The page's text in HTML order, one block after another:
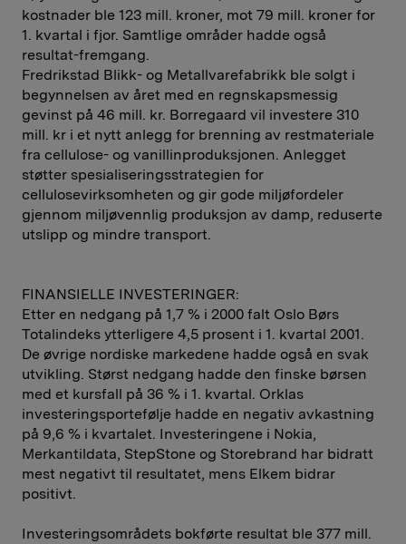
kostnader ble 123 mill. kroner, mot 79 mill. kroner for
1. kvartal i fjor. Samtlige områder hadde også
resultat-fremgang.
Fredrikstad Blikk- og Metallvarefabrikk ble solgt i
begynnelsen av året med en regnskapsmessig
gevinst på 46 mill. kr. Borregaard vil investere 310
mill. kr i et nytt anlegg for brenning av restmateriale
fra cellulose- og vanillinproduksjonen. Anlegget
støtter spesialiseringsstrategien for
cellulosevirksomheten og gir gode miljøfordeler
gjennom miljøvennlig produksjon av damp, reduserte
utslipp og mindre transport.
FINANSIELLE INVESTERINGER:
Etter en nedgang på 1,7 % i 2000 falt Oslo Børs
Totalindeks ytterligere 4,5 prosent i 1. kvartal 2001.
De øvrige nordiske markedene hadde også en svak
utvikling. Størst nedgang hadde den finske børsen
med et kursfall på 36 % i 1. kvartal. Orklas
investeringsportefølje hadde en negativ avkastning
på 9,6 % i kvartalet. Investeringene i Nokia,
Merkantildata, StepStone og Storebrand har bidratt
mest negativt til resultatet, mens Elkem bidrar
positivt.
Investeringsområdets bokførte resultat ble 377 mill.